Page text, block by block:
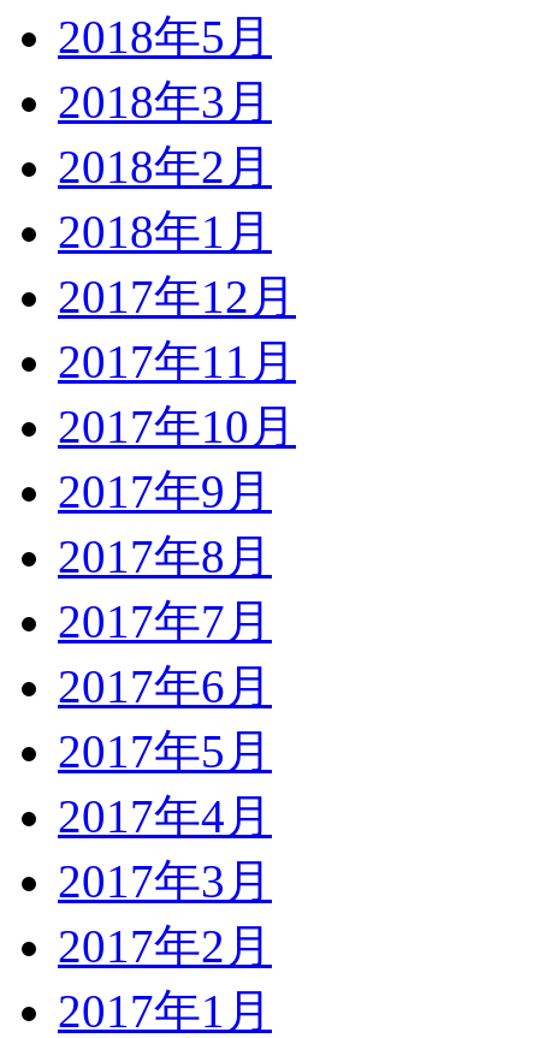
2018年5月
2018年3月
2018年2月
2018年1月
2017年12月
2017年11月
2017年10月
2017年9月
2017年8月
2017年7月
2017年6月
2017年5月
2017年4月
2017年3月
2017年2月
2017年1月